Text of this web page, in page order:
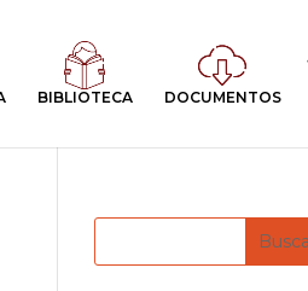
BIBLIOTECA DOCUMENTOS